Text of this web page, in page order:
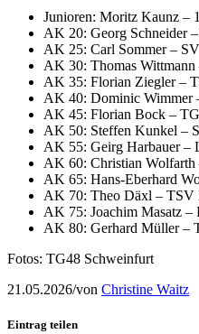
Junioren: Moritz Kaunz –
AK 20: Georg Schneider
AK 25: Carl Sommer –
AK 30: Thomas
AK 35: Florian Ziegler –
AK 40: Dominic Wimmer
AK 45: Florian Bock –
AK 50: Steffen Kunkel –
AK 55: Geirg Harbauer –
AK 60: Christian
AK 65: Hans-Eberhard
AK 70: Theo Däxl – TSV
AK 75: Joachim Masatz –
AK 80: Gerhard Müller –
Fotos: TG48 Schweinfurt
21.05.2026/von Christine Waitz
Eintrag teilen